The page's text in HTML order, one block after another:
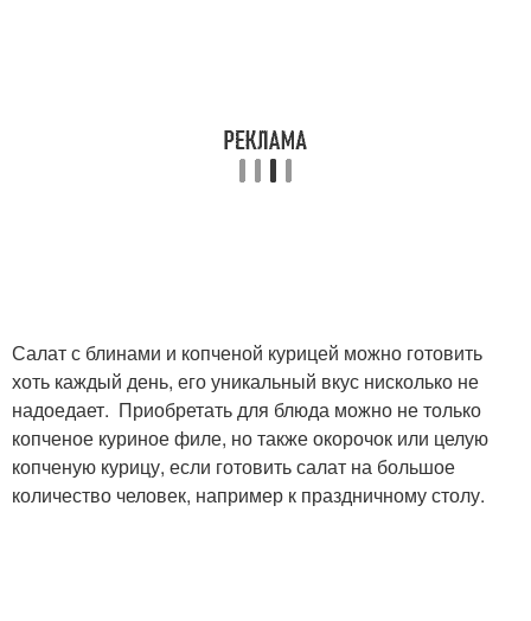
Омлетные блинчики
Роллы из яичных
блинчиков
Салат с блинами и копченой курицей можно готовить
хоть каждый день, его уникальный вкус нисколько не
надоедает. Приобретать для блюда можно не только
копченое куриное филе, но также окорочок или целую
копченую курицу, если готовить салат на большое
количество человек, например к праздничному столу.